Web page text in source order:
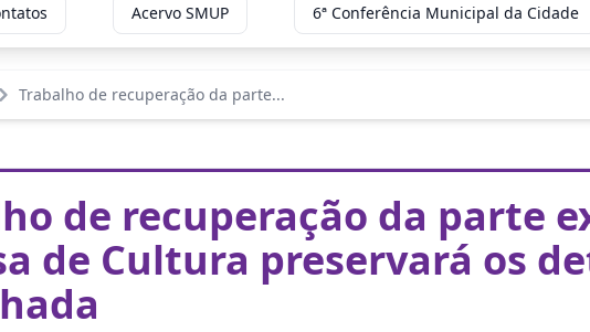
Acervo SMUP 6ª Conferência Municipal da Cidade
Trabalho de recuperação da parte...
de recuperação da parte
de Cultura preservará os